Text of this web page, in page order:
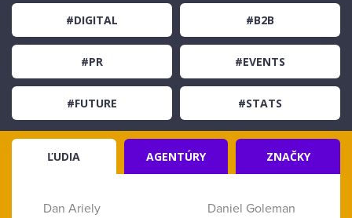
#DIGITAL #B2B
#PR #EVENTS
#FUTURE #STATS
ĽUDIA AGENTÚRY ZNAČKY
Dan Ariely
Daniel Goleman